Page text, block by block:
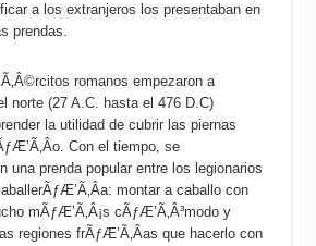
a los extranjeros los presentaban en
prendas.
romanos empezaron a
norte (27 A.C. hasta el 476 D.C)
la utilidad de cubrir las piernas
Con el tiempo, se
una prenda popular entre los legionarios
montar a caballo con
mÃƒÆ’Ã‚Â¡s cÃƒÆ’Ã‚Â³modo y
regiones frÃƒÆ’Ã‚Â­as que hacerlo con